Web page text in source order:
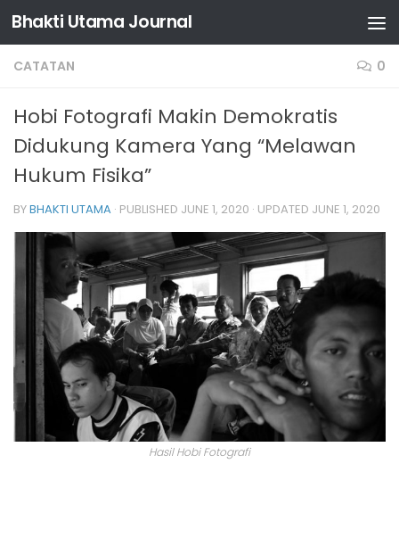
Skip to content
Bhakti Utama Journal
CATATAN 0
Hobi Fotografi Makin Demokratis
Didukung Kamera Yang “Melawan
Hukum Fisika”
BYBHAKTI UTAMA · PUBLISHED JUNE 1, 2020 · UPDATED JUNE 1, 2020
Hasil Hobi Fotografi